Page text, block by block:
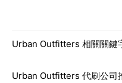
Urban Outfitters 相關關鍵
Urban Outfitters 代刷公司